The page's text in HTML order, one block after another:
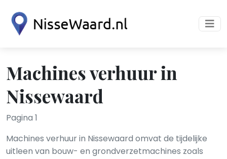
Machines verhuur in
Nissewaard
Pagina 1
Machines verhuur in Nissewaard omvat de tijdelijke
uitleen van bouw- en grondverzetmachines zoals